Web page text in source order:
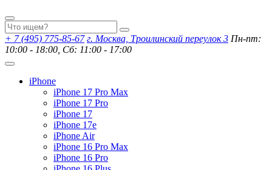
+ 7 (495) 775-85-67 г. Москва, Троилинский переулок 3 Пн-пт:
10:00 - 18:00, Сб: 11:00 - 17:00
iPhone
iPhone 17 Pro Max
iPhone 17 Pro
iPhone 17
iPhone 17e
iPhone Air
iPhone 16 Pro Max
iPhone 16 Pro